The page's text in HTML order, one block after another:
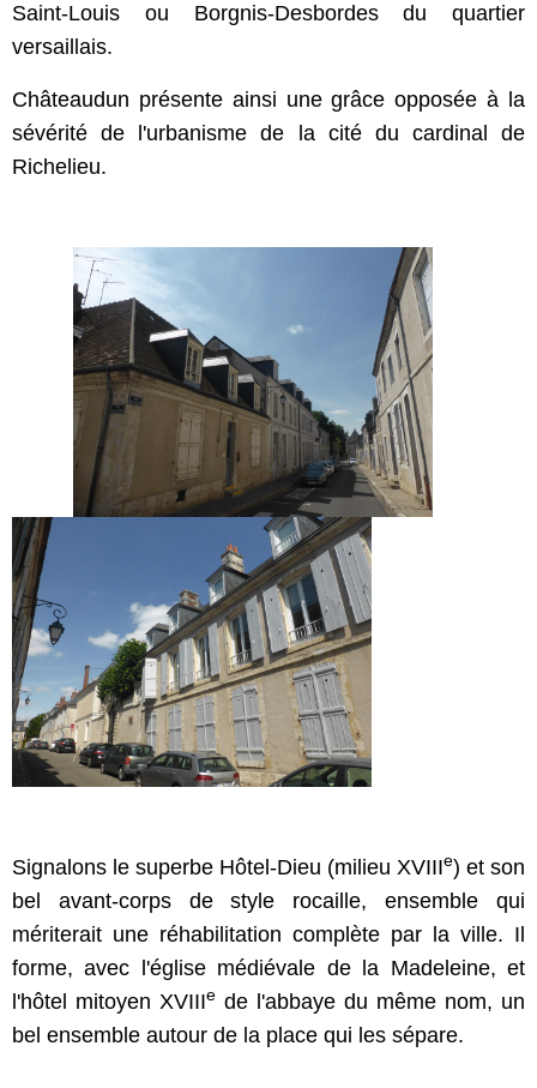
Saint-Louis ou Borgnis-Desbordes du quartier
versaillais.
Châteaudun présente ainsi une grâce opposée à la
sévérité de l'urbanisme de la cité du cardinal de
Richelieu.
Signalons le superbe Hôtel-Dieu (milieu XVIIIe) et son
bel avant-corps de style rocaille, ensemble qui
mériterait une réhabilitation complète par la ville. Il
forme, avec l'église médiévale de la Madeleine, et
l'hôtel mitoyen XVIIIe de l'abbaye du même nom, un
bel ensemble autour de la place qui les sépare.